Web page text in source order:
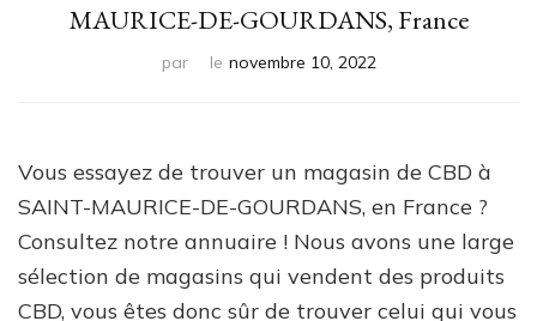
MAURICE-DE-GOURDANS, France
par le novembre 10, 2022
Vous essayez de trouver un magasin de CBD à
SAINT-MAURICE-DE-GOURDANS, en France ?
Consultez notre annuaire ! Nous avons une large
sélection de magasins qui vendent des produits
CBD, vous êtes donc sûr de trouver celui qui vous